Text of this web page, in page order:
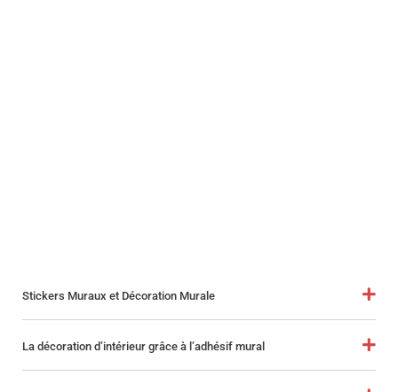
Stickers Muraux et Décoration Murale
La décoration d’intérieur grâce à l’adhésif mural